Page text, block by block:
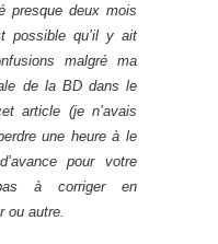
presque deux mois
possible qu’il y ait
malgré ma
de la BD dans le
article (je n’avais
une heure à le
pour votre
à corriger en
ou autre.